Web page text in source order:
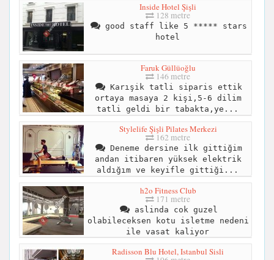
Inside Hotel Şişli
128 metre
good staff like 5 ***** stars
hotel
Faruk Güllüoğlu
146 metre
Karışik tatli siparis ettik
ortaya masaya 2 kişi,5-6 dilim
tatli geldi bir tabakta,ye...
Stylelife Şişli Pilates Merkezi
162 metre
Deneme dersine ilk gittiğim
andan itibaren yüksek elektrik
aldığım ve keyifle gittiği...
h2o Fitness Club
171 metre
aslinda cok guzel
olabileceksen kotu isletme nedeni
ile vasat kaliyor
Radisson Blu Hotel, Istanbul Sisli